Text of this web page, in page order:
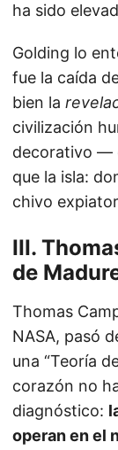
ha sido
Golding lo
fue la caída
bien la
civilización
decorativo —
que la isla:
chivo
III.
de
Thomas
NASA, pasó
una “Teoría
corazón no
diagnóstico:
operan en el